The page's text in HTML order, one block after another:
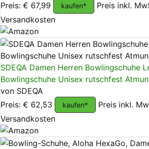
Preis: € 67,99
kaufen*
Preis inkl.
Versandkosten
SDEQA Damen Herren Bowlingschuhe
Bowlingschuhe Unisex rutschfest
von SDEQA
Preis: € 62,53
kaufen*
Preis inkl.
Versandkosten